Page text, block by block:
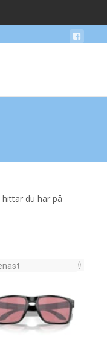
hittar du här på